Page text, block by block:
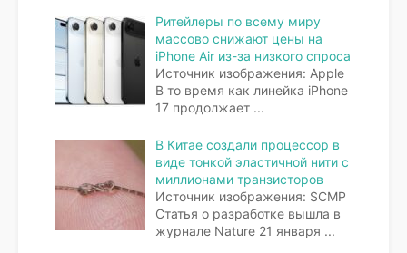
Ритейлеры по всему миру
массово снижают цены на
iPhone Air из-за низкого спроса
Источник изображения: Apple
В то время как линейка iPhone
17 продолжает ...
В Китае создали процессор в
виде тонкой эластичной нити с
миллионами транзисторов
Источник изображения: SCMP
Статья о разработке вышла в
журнале Nature 21 января ...